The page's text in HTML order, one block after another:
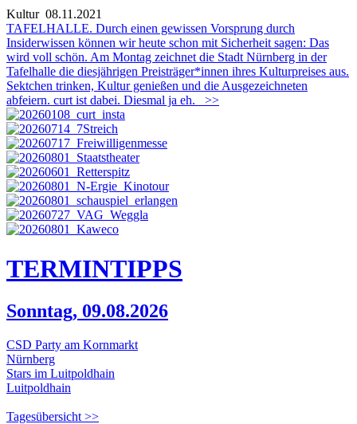
Kultur08.11.2021
TAFELHALLE. Durch einen gewissen Vorsprung durch
Insiderwissen können wir heute schon mit Sicherheit sagen: Das
wird voll schön. Am Montag zeichnet die Stadt Nürnberg in der
Tafelhalle die diesjährigen Preisträger*innen ihres Kulturpreises aus.
Sektchen trinken, Kultur genießen und die Ausgezeichneten
abfeiern. curt ist dabei. Diesmal ja eh.
>>
TERMINTIPPS
Sonntag, 09.08.2026
CSD Party am Kornmarkt
Nürnberg
Stars im Luitpoldhain
Luitpoldhain
Tagesübersicht >>